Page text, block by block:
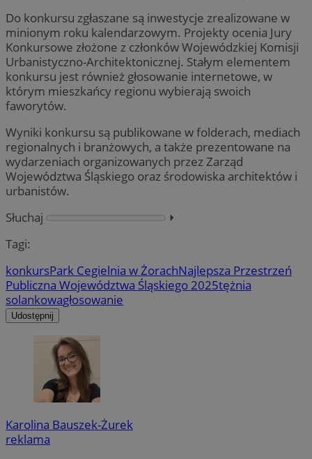
Do konkursu zgłaszane są inwestycje zrealizowane w
minionym roku kalendarzowym. Projekty ocenia Jury
Konkursowe złożone z członków Wojewódzkiej Komisji
Urbanistyczno-Architektonicznej. Stałym elementem
konkursu jest również głosowanie internetowe, w
którym mieszkańcy regionu wybierają swoich
faworytów.
Wyniki konkursu są publikowane w folderach, mediach
regionalnych i branżowych, a także prezentowane na
wydarzeniach organizowanych przez Zarząd
Województwa Śląskiego oraz środowiska architektów i
urbanistów.
Słuchaj
⏵︎
Tagi:
konkursPark Cegielnia w ŻorachNajlepsza Przestrzeń
Publiczna Województwa Śląskiego 2025tężnia
solankowagłosowanie
Udostępnij
Karolina Bauszek-Żurek
reklama